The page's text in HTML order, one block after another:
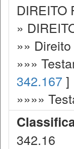
DIREITO
»
»»
»»»
342.167 ]
»»»»
342.16